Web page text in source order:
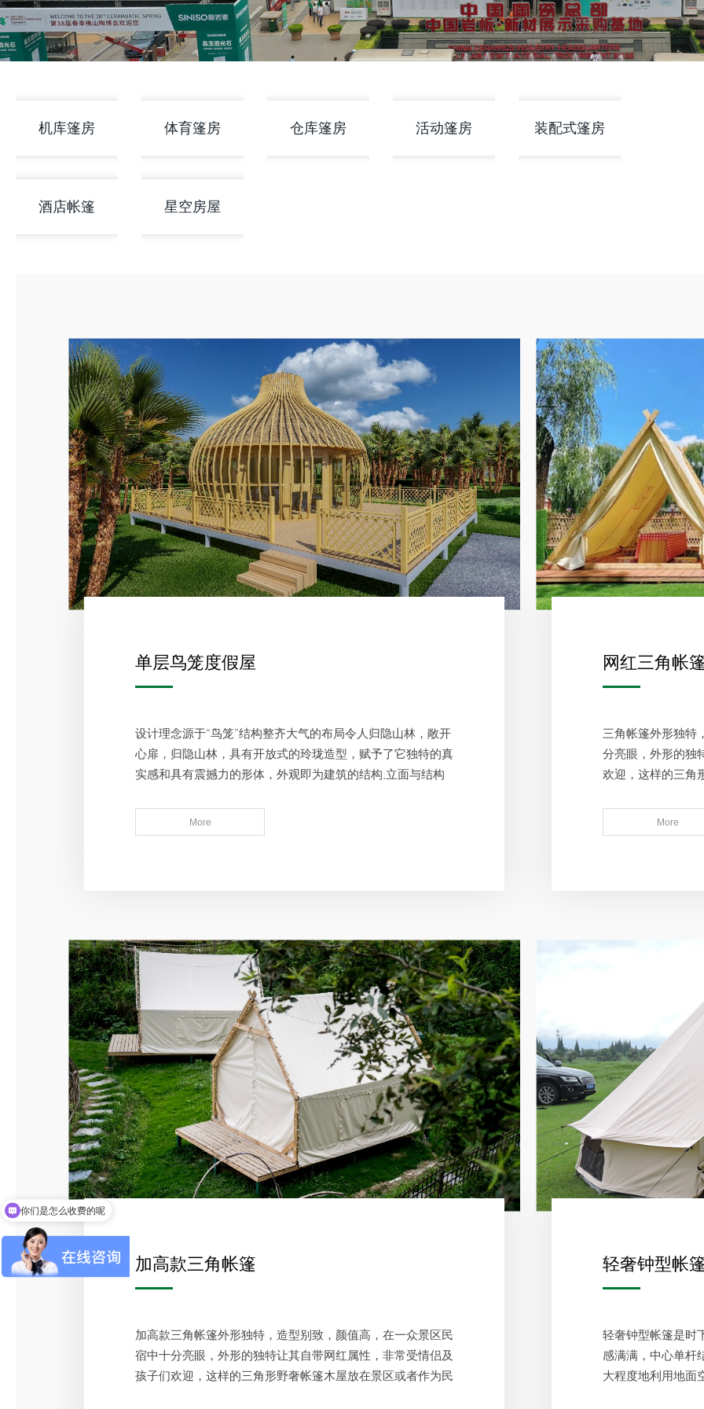
机库篷房 体育篷房 仓库篷房 活动篷房 装配式篷房
酒店帐篷 星空房屋
单层鸟笼度假屋
设计理念源于“鸟笼”结构整齐大气的布局令人归隐山林，敞开
心扉，归隐山林，具有开放式的玲珑造型，赋予了它独特的真
实感和具有震撼力的形体，外观即为建筑的结构,立面与结构
More
网红三角帐
三角帐篷外形独特
分亮眼，外形的独
欢迎，这样的三角
More
加高款三角帐篷
加高款三角帐篷外形独特，造型别致，颜值高，在一众景区民
宿中十分亮眼，外形的独特让其自带网红属性，非常受情侣及
孩子们欢迎，这样的三角形野奢帐篷木屋放在景区或者作为民
轻奢钟型帐
轻奢钟型帐篷是时
感满满，中心单杆
大程度地利用地面
你们是怎么收费的呢
现在有优惠活动吗